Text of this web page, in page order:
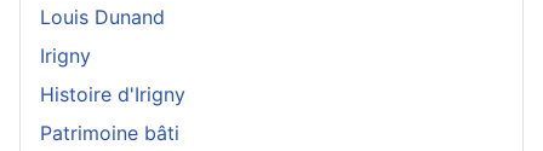
Louis Dunand
Irigny
Histoire d'Irigny
Patrimoine bâti